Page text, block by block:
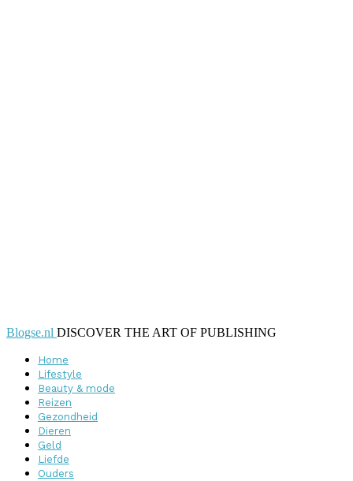
Blogse.nl DISCOVER THE ART OF PUBLISHING
Home
Lifestyle
Beauty & mode
Reizen
Gezondheid
Dieren
Geld
Liefde
Ouders